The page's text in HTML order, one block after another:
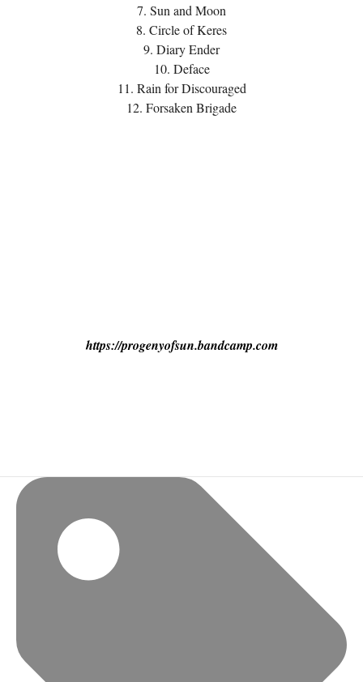
7. Sun and Moon
8. Circle of Keres
9. Diary Ender
10. Deface
11. Rain for Discouraged
12. Forsaken Brigade
https://progenyofsun.bandcamp.com